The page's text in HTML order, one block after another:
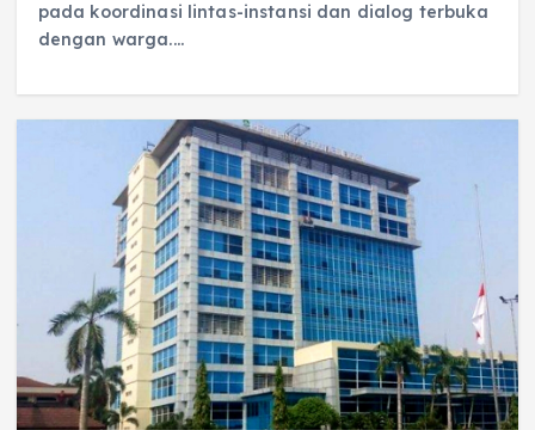
pada koordinasi lintas-instansi dan dialog terbuka
dengan warga.…